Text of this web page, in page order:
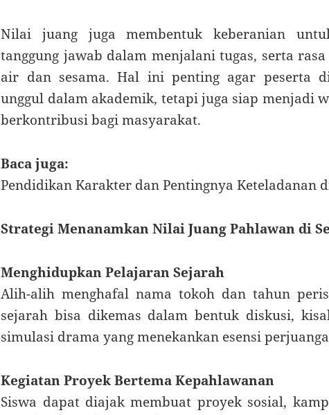
Nilai juang juga membentuk keberanian
tanggung jawab dalam menjalani tugas, serta
air dan sesama. Hal ini penting agar peserta
unggul dalam akademik, tetapi juga siap menjadi
berkontribusi bagi masyarakat.
Baca juga:
Pendidikan Karakter dan Pentingnya Keteladanan
Strategi Menanamkan Nilai Juang Pahlawan di
Menghidupkan Pelajaran Sejarah
Alih-alih menghafal nama tokoh dan tahun
sejarah bisa dikemas dalam bentuk diskusi,
simulasi drama yang menekankan esensi
Kegiatan Proyek Bertema Kepahlawanan
Siswa dapat diajak membuat proyek sosial,